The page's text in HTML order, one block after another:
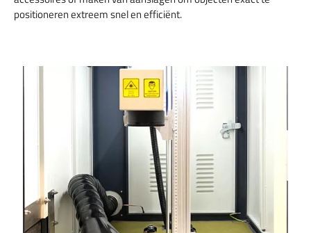
positioneren extreem snel en efficiënt.